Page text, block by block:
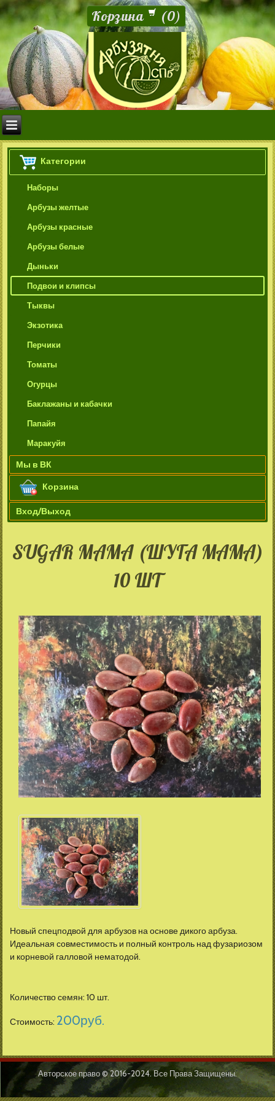
Корзина (0)
Категории
Наборы
Арбузы желтые
Арбузы красные
Арбузы белые
Дыньки
Подвои и клипсы
Тыквы
Экзотика
Перчики
Томаты
Огурцы
Баклажаны и кабачки
Папайя
Маракуйя
Мы в ВК
Корзина
Вход/Выход
SUGAR MAMA (ШУГА МАМА)
10 ШТ
Новый спецподвой для арбузов на основе дикого арбуза.
Идеальная совместимость и полный контроль над фузариозом
и корневой галловой нематодой.
Количество семян: 10 шт.
Стоимость: 200руб.
Авторское право © 2016-2024. Все Права Защищены.